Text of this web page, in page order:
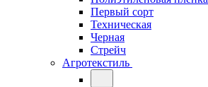
Первый сорт
Техническая
Черная
Стрейч
Агротекстиль